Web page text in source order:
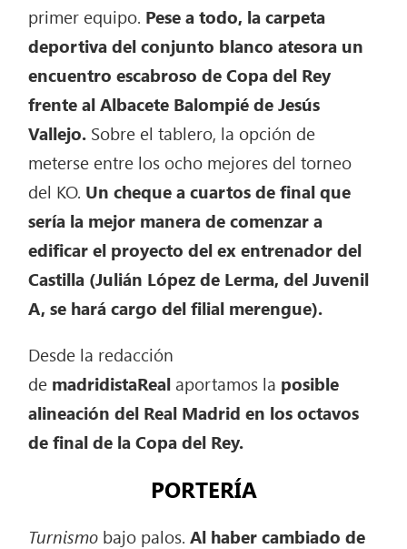
primer equipo. Pese a todo, la carpeta
deportiva del conjunto blanco atesora un
encuentro escabroso de Copa del Rey
frente al Albacete Balompié de Jesús
Vallejo. Sobre el tablero, la opción de
meterse entre los ocho mejores del torneo
del KO. Un cheque a cuartos de final que
sería la mejor manera de comenzar a
edificar el proyecto del ex entrenador del
Castilla (Julián López de Lerma, del Juvenil
A, se hará cargo del filial merengue).
Desde la redacción
de madridistaRealaportamos la posible
alineación del Real Madrid en los octavos
de final de la Copa del Rey.
PORTERÍA
Turnismo bajo palos.Al haber cambiado de